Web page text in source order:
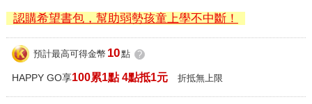
認購希望書包，幫助弱勢孩童上學不中斷！
預計最高可得金幣 10點 ?
HAPPY GO享100累1點 4點抵1元 折抵無上限